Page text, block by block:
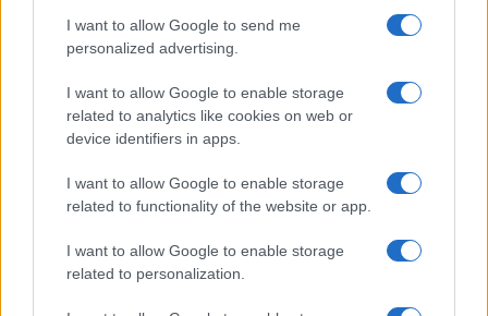
I want to allow Google to send me
personalized advertising.
I want to allow Google to enable storage
related to analytics like cookies on web or
device identifiers in apps.
I want to allow Google to enable storage
related to functionality of the website or app.
I want to allow Google to enable storage
related to personalization.
Ricevi le nostre ultime news
Condividi l'articolo
T Pi W S